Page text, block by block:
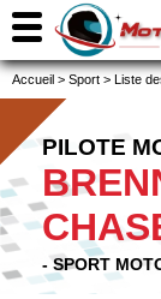
Accueil > Sport > Liste
PILOTE
- SPORT